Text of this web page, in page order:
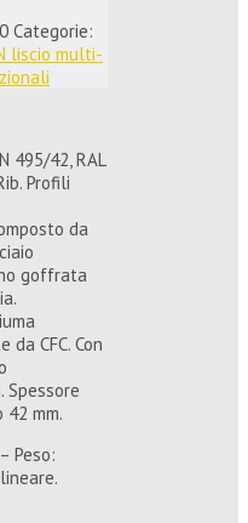
Categorie:
liscio multi-
495/42, RAL
Profili
da
goffrata
CFC. Con
mm.
Peso: